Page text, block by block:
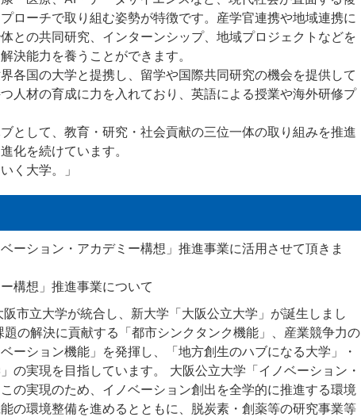
ローチで取り組む姿勢が特徴です。産学官連携や地域連携に
との共同研究、インターンシップ、地域プロジェクトなどを
決能力を養うことができます。
各国の大学と提携し、留学や国際共同研究の機会を提供して
人材の育成に力を入れており、英語による授業や海外研修プ
として、教育・研究・社会貢献の三位一体の取り組みを推進
化を続けています。
く大学。」
ーション・アカデミー構想」推進事業に活⽤させて頂きま
構想」推進事業について
市立大学が統合し、新大学「大阪公立大学」が誕生しまし
の解決に貢献する「都市シンクタンク機能」、産業競争力の
ーション機能」を発揮し、「地方創生のハブになる大学」・
の実現を目指しています。 大阪公立大学「イノベーション・
の実現のため、イノベーション創出を全学的に推進する環境
の環境整備を進めるとともに、脱炭素・創薬等の研究事業等